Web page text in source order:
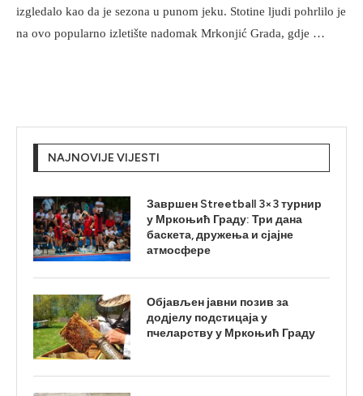
izgledalo kao da je sezona u punom jeku. Stotine ljudi pohrlilo je
na ovo popularno izletište nadomak Mrkonjić Grada, gdje …
NAJNOVIJE VIJESTI
Завршен Streetball 3×3 турнир
у Мркоњић Граду: Три дана
баскета, дружења и сјајне
атмосфере
Објављен јавни позив за
додјелу подстицаја у
пчеларству у Мркоњић Граду